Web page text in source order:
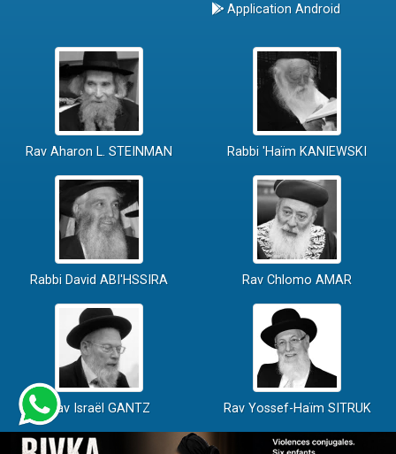
Application Android
Rav Aharon L. STEINMAN Rabbi 'Haïm KANIEWSKI
Rabbi David ABI'HSSIRA Rav Chlomo AMAR
Rav Israël GANTZ Rav Yossef-Haïm SITRUK